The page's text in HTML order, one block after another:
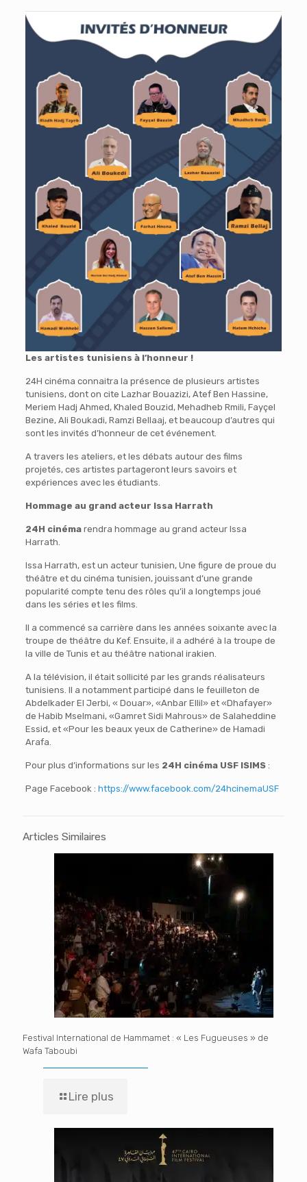
Les artistes tunisiens à l’honneur !
24H cinéma connaitra la présence de plusieurs artistes
tunisiens, dont on cite Lazhar Bouazizi, Atef Ben Hassine,
Meriem Hadj Ahmed, Khaled Bouzid, Mehadheb Rmili, Fayçel
Bezine, Ali Boukadi, Ramzi Bellaaj, et beaucoup d’autres qui
sont les invités d’honneur de cet événement.
A travers les ateliers, et les débats autour des films
projetés, ces artistes partageront leurs savoirs et
expériences avec les étudiants.
Hommage au grand acteur Issa Harrath
24H cinémarendra hommage au grand acteur Issa
Harrath.
Issa Harrath, est un acteur tunisien, Une figure de proue du
théâtre et du cinéma tunisien, jouissant d’une grande
popularité compte tenu des rôles qu’il a longtemps joué
dans les séries et les films.
Il a commencé sa carrière dans les années soixante avec la
troupe de théâtre du Kef. Ensuite, il a adhéré à la troupe de
la ville de Tunis et au théâtre national irakien.
A la télévision, il était sollicité par les grands réalisateurs
tunisiens. Il a notamment participé dans le feuilleton de
Abdelkader El Jerbi, « Douar», «Anbar Ellil» et «Dhafayer»
de Habib Mselmani, «Gamret Sidi Mahrous» de Salaheddine
Essid, et «Pour les beaux yeux de Catherine» de Hamadi
Arafa.
Pour plus d’informations sur les 24H cinéma USF ISIMS:
Page Facebook : https://www.facebook.com/24hcinemaUSF
Articles Similaires
Festival International de Hammamet : « Les Fugueuses » de
Wafa Taboubi
Lire plus